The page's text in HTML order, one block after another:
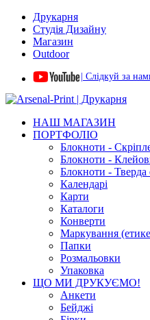
Друкарня
Студія Дизайну
Магазин
Outdoor
| Слідкуй за
НАШ МАГАЗИН
ПОРТФОЛІО
Блокноти -
Блокноти -
Блокноти -
Календарі
Карти
Каталоги
Конверти
Маркування
Папки
Розмальовки
Упаковка
ЩО МИ ДРУКУЄМО!
Анкети
Бейджі